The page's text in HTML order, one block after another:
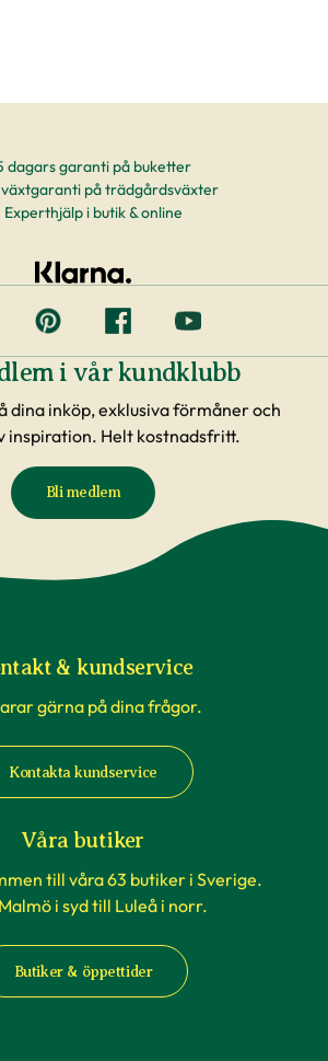
dagars garanti på buketter
växtgaranti på trädgårdsväxter
Experthjälp i butik & online
i vår kundklubb
dina inköp, exklusiva förmåner och
inspiration. Helt kostnadsfritt.
Bli medlem
& kundservice
gärna på dina frågor.
Kontakta kundservice
Våra butiker
till våra 63 butiker i Sverige.
i syd till Luleå i norr.
Butiker & öppettider